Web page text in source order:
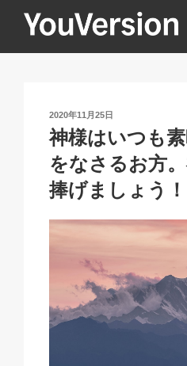
YOUVERSION
投
稿
日:
2020年11月25日
神様はいつも
をなさるお方
捧げましょう！